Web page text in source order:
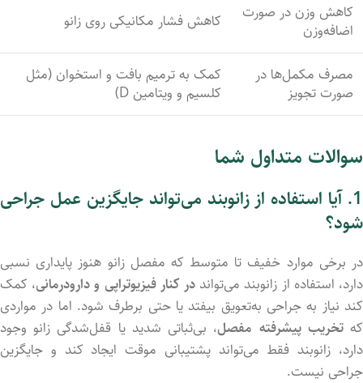
کاهش وزن در صورت
اضافه‌وزن
کاهش فشار مکانیکی روی زانو
مصرف مکمل‌ها در
صورت تجویز
کمک به ترمیم بافت و استخوان (مثل
کلسیم و ویتامین D)
سوالات متداول شما
1. آیا استفاده از زانوبند می‌تواند جایگزین عمل جراحی
شود؟
در برخی موارد خفیف تا متوسط که مفصل زانو هنوز پایداری نسبی
دارد، استفاده از زانوبند می‌تواند در کنار فیزیوتراپی و دارودرمانی، کمک
کند نیاز به جراحی به‌تعویق بیفتد یا حتی برطرف شود. اما در مواردی
کهتخریب پیشرفته مفصل، بی‌ثباتی شدید یا قفل‌شدگی زانو وجود
دارد، زانوبند فقط می‌تواند پشتیبانی موقت ایجاد کند و جایگزین
جراحی نیست.